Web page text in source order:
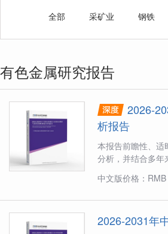
全部 采矿业 钢铁
有色金属研究报告
2026-
析报告
本报告前瞻性、
分析，并结合多
中文版价格：
2026-2031年